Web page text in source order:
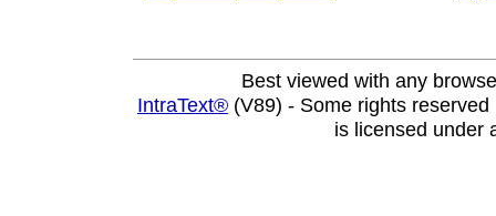
Best viewed with any
IntraText® (V89) - Some rights
is licensed under